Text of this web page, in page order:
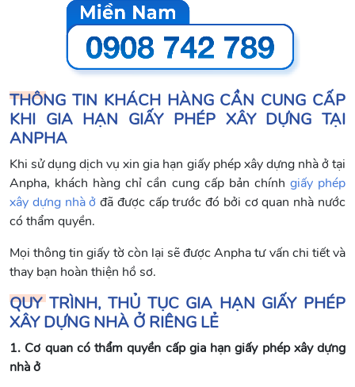
THÔNG TIN KHÁCH HÀNG CẦN CUNG CẤP
KHI GIA HẠN GIẤY PHÉP XÂY DỰNG TẠI
ANPHA
Khi sử dụng dịch vụ xin gia hạn giấy phép xây dựng nhà ở tại
Anpha, khách hàng chỉ cần cung cấp bản chính giấy phép
xây dựng nhà ở đã được cấp trước đó bởi cơ quan nhà nước
có thẩm quyền.
Mọi thông tin giấy tờ còn lại sẽ được Anpha tư vấn chi tiết và
thay bạn hoàn thiện hồ sơ.
QUY TRÌNH, THỦ TỤC GIA HẠN GIẤY PHÉP
XÂY DỰNG NHÀ Ở RIÊNG LẺ
1. Cơ quan có thẩm quyền cấp gia hạn giấy phép xây dựng
nhà ở